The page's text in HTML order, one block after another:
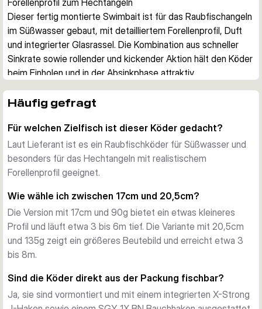
Forellenprofil zum Hechtangeln
Dieser fertig montierte Swimbait ist für das Raubfischangeln
im Süßwasser gebaut, mit detailliertem Forellenprofil, Duft
und integrierter Glasrassel. Die Kombination aus schneller
Sinkrate sowie rollender und kickender Aktion hält den Köder
beim Einholen und in der Absinkphase attraktiv.
Das 3D Photo Chrome Finish und die natürlichen
zusätzliche DNA-Aroma setzt einen weiteren Reiz, wenn
Fische folgen, aber noch nicht entschlossen attackieren.
Aktion unter Wasser
Der Körper erzeugt eine rollende, kickende Bewegung mit
schnelle Sinkrate lässt sich der Köder gut in tieferen
Wasserschichten führen und arbeitet auch in der
Absinkphase weiter.
Direkt einsatzbereit auf Hecht
Jeder Köder ist mit integriertem X-Strong J-Haken und SGY
fischbar, mit zur Länge passender Hakengröße.
So wählen Sie die passende Variante
Häufig gefragt
Für welchen Zielfisch ist dieser Köder gedacht?
Laut Lieferant ist es ein Raubfischköder für Süßwasser und
besonders für das Hechtangeln mit realistischem
Forellenprofil geeignet.
Wie wähle ich zwischen 17cm und 20,5cm?
Die Version mit 17cm und 90g bietet ein etwas kleineres
Profil und läuft etwa 3 bis 6m tief. Die Variante mit 20,5cm
und 135g zeigt ein größeres Beutebild und erreicht etwa 3
bis 8m.
Sind die Köder direkt aus der Packung fischbar?
Ja, sie sind vormontiert und mit einem integrierten X-Strong